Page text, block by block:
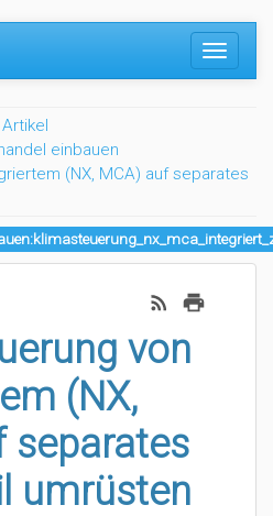
Artikel
einbauen
(NX, MCA) auf separates
von
(NX,
separates
umrüsten